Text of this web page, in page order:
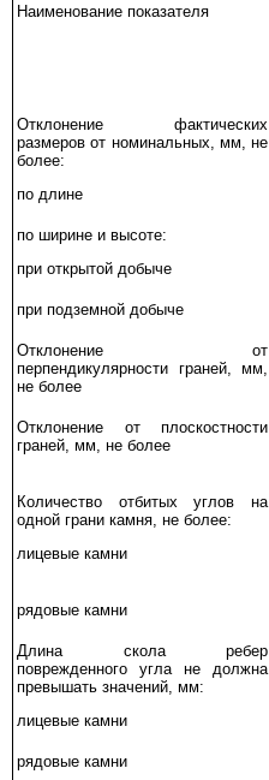
Наименование показателя
Отклонение фактических
размеров от номинальных, мм, не
более:
по длине
по ширине и высоте:
при открытой добыче
при подземной добыче
Отклонение от
перпендикулярности граней, мм,
не более
Отклонение от плоскостности
граней, мм, не более
Количество отбитых углов на
одной грани камня, не более:
лицевые камни
рядовые камни
Длина скола ребер
поврежденного угла не должна
превышать значений, мм:
лицевые камни
рядовые камни